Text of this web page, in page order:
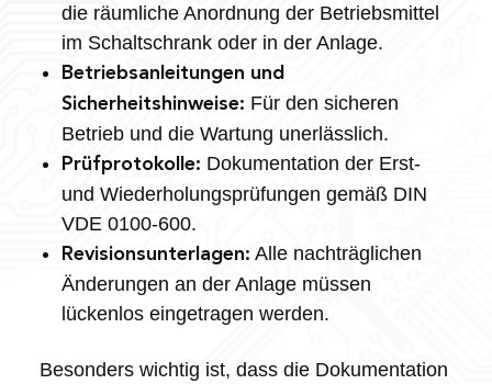
die räumliche Anordnung der Betriebsmittel
im Schaltschrank oder in der Anlage.
Betriebsanleitungen und
Sicherheitshinweise: Für den sicheren
Betrieb und die Wartung unerlässlich.
Prüfprotokolle: Dokumentation der Erst-
und Wiederholungsprüfungen gemäß DIN
VDE 0100-600.
Revisionsunterlagen: Alle nachträglichen
Änderungen an der Anlage müssen
lückenlos eingetragen werden.
Besonders wichtig ist, dass die Dokumentation